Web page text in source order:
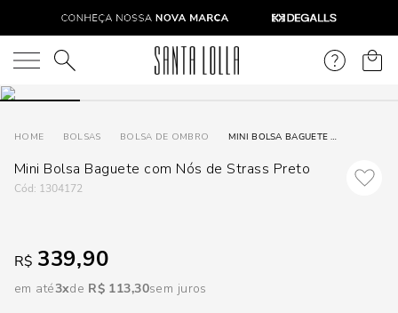
O que você está procurando?
BOLSAS BOLSA DE OMBRO MINI BOLSA BAGUETE COM NÓS DE STRASS PRETO
Mini Bolsa Baguete com Nós de Strass Preto
: 1304172
R$ 339,90
em até3 R$ 113,30sem juros